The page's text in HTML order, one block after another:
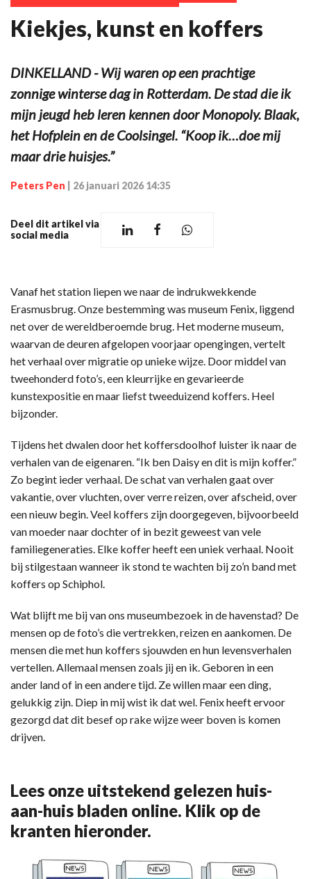
Kiekjes, kunst en koffers
DINKELLAND - Wij waren op een prachtige
zonnige winterse dag in Rotterdam. De stad die ik
mijn jeugd heb leren kennen door Monopoly. Blaak,
het Hofplein en de Coolsingel. “Koop ik…doe mij
maar drie huisjes.”
Peters Pen 26 januari 2026 14:35
Deel dit artikel via
social media
Vanaf het station liepen we naar de indrukwekkende
Erasmusbrug. Onze bestemming was museum Fenix, liggend
net over de wereldberoemde brug. Het moderne museum,
waarvan de deuren afgelopen voorjaar opengingen, vertelt
het verhaal over migratie op unieke wijze. Door middel van
tweehonderd foto’s, een kleurrijke en gevarieerde
kunstexpositie en maar liefst tweeduizend koffers. Heel
bijzonder.
Tijdens het dwalen door het koffersdoolhof luister ik naar de
verhalen van de eigenaren. “Ik ben Daisy en dit is mijn koffer.”
Zo begint ieder verhaal. De schat van verhalen gaat over
vakantie, over vluchten, over verre reizen, over afscheid, over
een nieuw begin. Veel koffers zijn doorgegeven, bijvoorbeeld
van moeder naar dochter of in bezit geweest van vele
familiegeneraties. Elke koffer heeft een uniek verhaal. Nooit
bij stilgestaan wanneer ik stond te wachten bij zo’n band met
koffers op Schiphol.
Wat blijft me bij van ons museumbezoek in de havenstad? De
mensen op de foto’s die vertrekken, reizen en aankomen. De
mensen die met hun koffers sjouwden en hun levensverhalen
vertellen. Allemaal mensen zoals jij en ik. Geboren in een
ander land of in een andere tijd. Ze willen maar een ding,
gelukkig zijn. Diep in mij wist ik dat wel. Fenix heeft ervoor
gezorgd dat dit besef op rake wijze weer boven is komen
drijven.
Lees onze uitstekend gelezen huis-
aan-huis bladen online. Klik op de
kranten hieronder.